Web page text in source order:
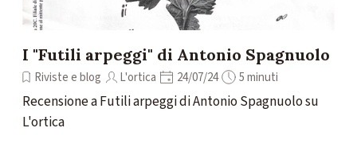
I "Futili arpeggi" di Antonio Spagnuolo
Riviste e blog L'ortica 24/07/24 5 minuti
Recensione a Futili arpeggi di Antonio Spagnuolo su
L'ortica